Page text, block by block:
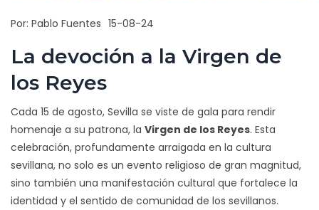
Por: Pablo Fuentes 15-08-24
La devoción a la Virgen de
los Reyes
Cada 15 de agosto, Sevilla se viste de gala para rendir
homenaje a su patrona, la Virgen de los Reyes. Esta
celebración, profundamente arraigada en la cultura
sevillana, no solo es un evento religioso de gran magnitud,
sino también una manifestación cultural que fortalece la
identidad y el sentido de comunidad de los sevillanos.